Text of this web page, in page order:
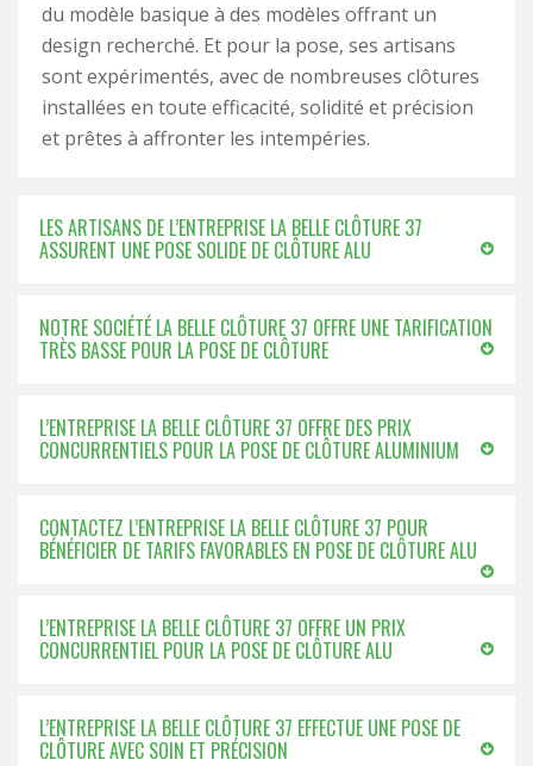
du modèle basique à des modèles offrant un
design recherché. Et pour la pose, ses artisans
sont expérimentés, avec de nombreuses clôtures
installées en toute efficacité, solidité et précision
et prêtes à affronter les intempéries.
LES ARTISANS DE L’ENTREPRISE LA BELLE CLÔTURE 37
ASSURENT UNE POSE SOLIDE DE CLÔTURE ALU
NOTRE SOCIÉTÉ LA BELLE CLÔTURE 37 OFFRE UNE TARIFICATION
TRÈS BASSE POUR LA POSE DE CLÔTURE
L’ENTREPRISE LA BELLE CLÔTURE 37 OFFRE DES PRIX
CONCURRENTIELS POUR LA POSE DE CLÔTURE ALUMINIUM
CONTACTEZ L’ENTREPRISE LA BELLE CLÔTURE 37 POUR
BÉNÉFICIER DE TARIFS FAVORABLES EN POSE DE CLÔTURE ALU
L’ENTREPRISE LA BELLE CLÔTURE 37 OFFRE UN PRIX
CONCURRENTIEL POUR LA POSE DE CLÔTURE ALU
L’ENTREPRISE LA BELLE CLÔTURE 37 EFFECTUE UNE POSE DE
CLÔTURE AVEC SOIN ET PRÉCISION